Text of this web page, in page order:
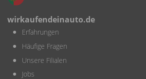
wirkaufendeinauto.de
Erfahrungen
Häufige Fragen
Unsere Filialen
Jobs